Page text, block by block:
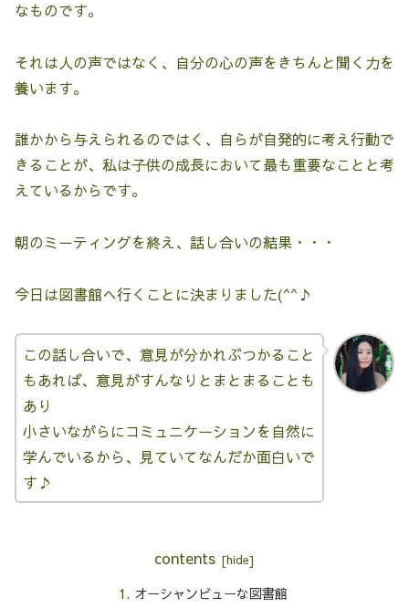
なものです。
それは人の声ではなく、自分の心の声をきちんと聞く力を
養います。
誰かから与えられるのではく、自らが自発的に考え行動で
きることが、私は子供の成長において最も重要なことと考
えているからです。
朝のミーティングを終え、話し合いの結果・・・
今日は図書館へ行くことに決まりました(^^♪
この話し合いで、意見が分かれぶつかること
もあれば、意見がすんなりとまとまることも
あり
小さいながらにコミュニケーションを自然に
学んでいるから、見ていてなんだか面白いで
す♪
contents
オーシャンビューな図書館